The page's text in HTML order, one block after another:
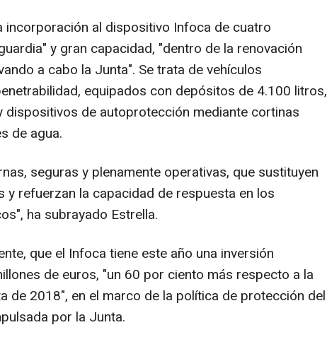
incorporación al dispositivo Infoca de cuatro
y gran capacidad, "dentro de la renovación
a cabo la Junta". Se trata de vehículos
equipados con depósitos de 4.100 litros,
dispositivos de autoprotección mediante cortinas
de agua.
seguras y plenamente operativas, que sustituyen
y refuerzan la capacidad de respuesta en los
ha subrayado Estrella.
que el Infoca tiene este año una inversión
de euros, "un 60 por ciento más respecto a la
de 2018", en el marco de la política de protección del
por la Junta.